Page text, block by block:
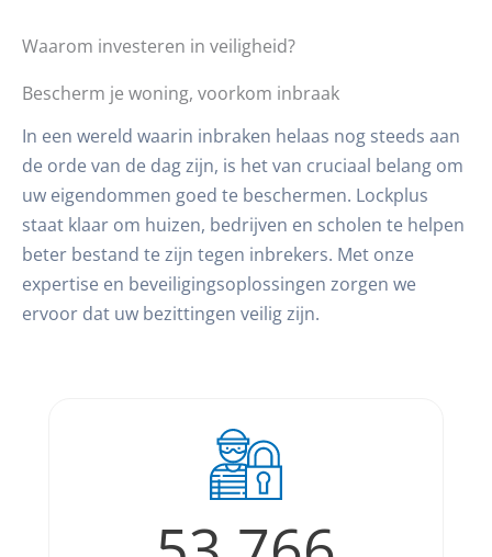
Waarom investeren in veiligheid?
Bescherm je woning, voorkom inbraak
In een wereld waarin inbraken helaas nog steeds aan
de orde van de dag zijn, is het van cruciaal belang om
uw eigendommen goed te beschermen. Lockplus
staat klaar om huizen, bedrijven en scholen te helpen
beter bestand te zijn tegen inbrekers. Met onze
expertise en beveiligingsoplossingen zorgen we
ervoor dat uw bezittingen veilig zijn.